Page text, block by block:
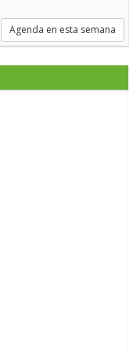
Agenda en esta semana